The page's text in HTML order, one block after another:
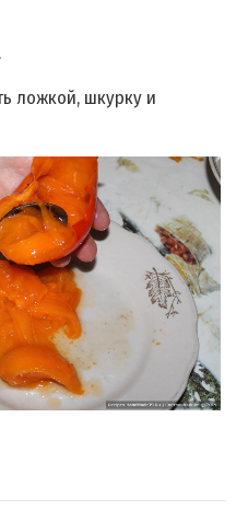
ложкой, шкурку и